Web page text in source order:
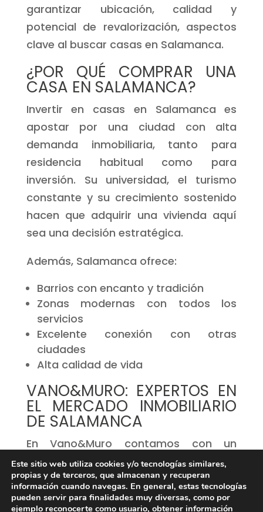
garantizar ubicación, calidad y
potencial de revalorización, aspectos
clave al buscar casas en Salamanca.
¿POR QUÉ COMPRAR UNA
CASA EN SALAMANCA?
Invertir en casas en Salamanca es
apostar por una ciudad con alta
demanda inmobiliaria, tanto para
residencia habitual como para
inversión. Su universidad, el turismo
constante y su crecimiento sostenido
hacen que adquirir una vivienda aquí
sea una decisión estratégica.
Además, Salamanca ofrece:
Barrios con encanto y tradición
Zonas modernas con todos los
servicios
Excelente conexión con otras
ciudades
Alta calidad de vida
VANO&MURO: EXPERTOS EN
EL MERCADO INMOBILIARIO
DE SALAMANCA
En Vano&Muro contamos con un
equipo especializado que te
acompañará durante todo el proceso
de compra. Desde la búsqueda inicial
Este sitio web utiliza cookies y/o tecnologías similares,
propias y de terceros, que almacenan y recuperan
información cuando navegas. En general, estas tecnologías
pueden servir para finalidades muy diversas, como por
ejemplo reconocerte como usuario, obtener información